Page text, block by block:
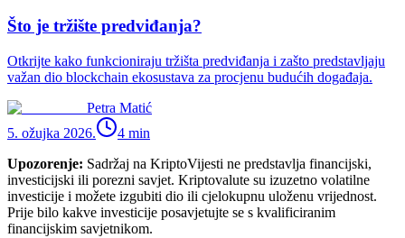
Što je tržište predviđanja?
Otkrijte kako funkcioniraju tržišta predviđanja i zašto predstavljaju
važan dio blockchain ekosustava za procjenu budućih događaja.
Petra Matić
5. ožujka 2026.
4 min
Upozorenje: Sadržaj na KriptoVijesti ne predstavlja financijski,
investicijski ili porezni savjet. Kriptovalute su izuzetno volatilne
investicije i možete izgubiti dio ili cjelokupnu uloženu vrijednost.
Prije bilo kakve investicije posavjetujte se s kvalificiranim
financijskim savjetnikom.